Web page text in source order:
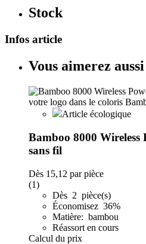
Stock
Infos article
Vous aimerez aussi
Article écologique
Bamboo 8000
sans fil
Dès 15,12 par pièce
(1)
Dès 2 pièce(s)
Économisez 36%
Matière: bambou
Réassort en cours
Calcul du prix